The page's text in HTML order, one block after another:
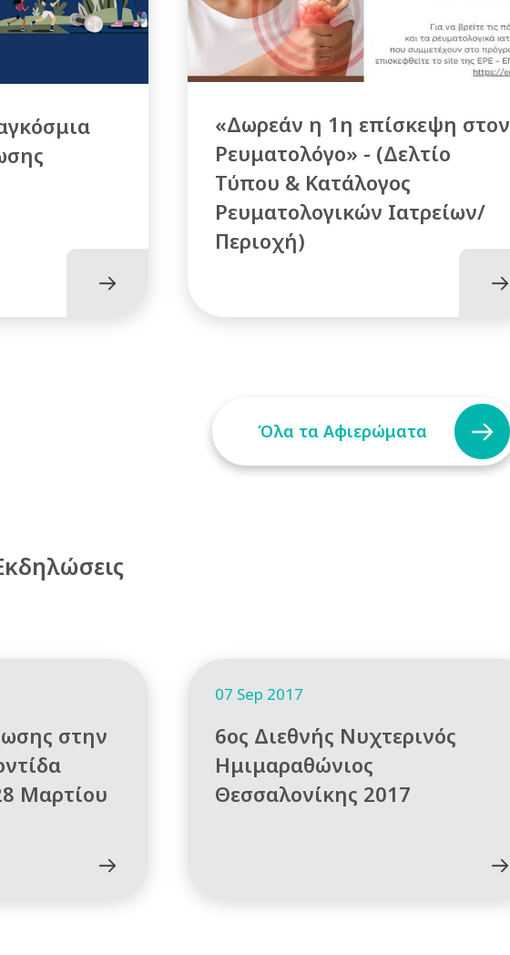
«Δωρεάν η 1η επίσκεψη στον
Ρευματολόγο» - (Δελτίο
Τύπου & Κατάλογος
Ρευματολογικών Ιατρείων/
Περιοχή)
Όλα τα Αφιερώματα
στην
Μαρτίου
07 Sep 2017
6ος Διεθνής Νυχτερινός
Ημιμαραθώνιος
Θεσσαλονίκης 2017